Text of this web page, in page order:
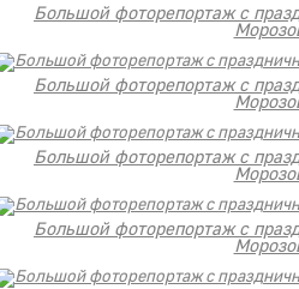
Большой фоторепортаж с
Большой фоторепортаж с
Большой фоторепортаж с
Большой фоторепортаж с